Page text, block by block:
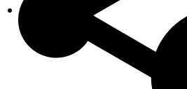
Indexen op persoonsnamen